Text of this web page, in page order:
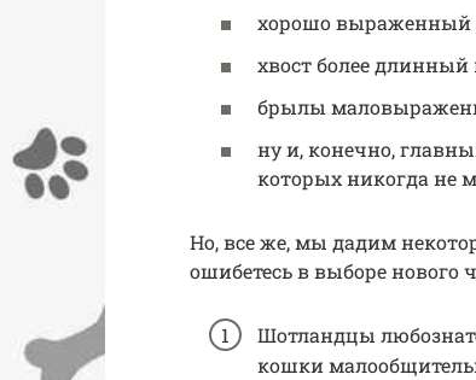
хорошо выраженный
хвост более длинный
брылы
ну и, конечно,
которых никогда не
Но, все же, мы дадим
ошибетесь в выборе нового
Шотландцы
кошки